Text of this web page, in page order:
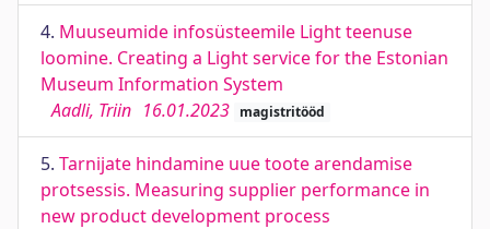
4. Muuseumide infosüsteemile Light teenuse
loomine. Creating a Light service for the Estonian
Museum Information System
Aadli, Triin 16.01.2023 magistritööd
5. Tarnijate hindamine uue toote arendamise
protsessis. Measuring supplier performance in
new product development process